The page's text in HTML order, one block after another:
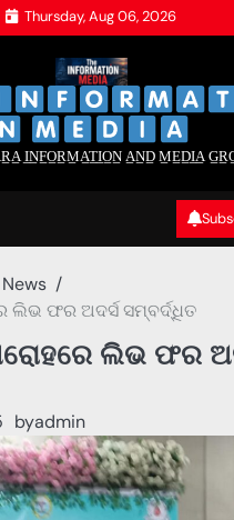
Thursday, Aug 06, 2026
I̲N̲F̲O̲R̲M̲A̲T̲I̲O̲N̲ A̲N̲D̲ M̲E̲D̲I̲A̲
ଲିଭ ଫର ଅଦର୍ସ ସମ୍ବର୍ଦ୍ଧିତ
ଲିଭ ଫର
byadmin